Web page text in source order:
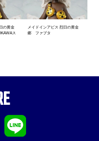
の黄金
ス
メイドインアビス 烈日の黄金
郷 ファプタ